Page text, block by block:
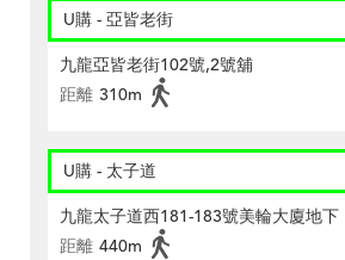
U購 - 亞皆老街
九龍亞皆老街102號,2號舖
距離 310m
U購 - 太子道
九龍太子道西181-183號美輪大廈地下
距離 440m